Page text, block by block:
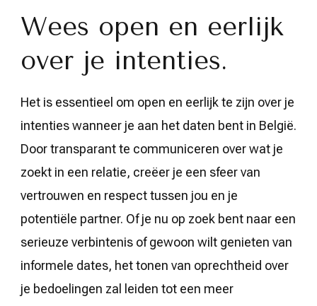
Wees open en eerlijk
over je intenties.
Het is essentieel om open en eerlijk te zijn over je
intenties wanneer je aan het daten bent in België.
Door transparant te communiceren over wat je
zoekt in een relatie, creëer je een sfeer van
vertrouwen en respect tussen jou en je
potentiële partner. Of je nu op zoek bent naar een
serieuze verbintenis of gewoon wilt genieten van
informele dates, het tonen van oprechtheid over
je bedoelingen zal leiden tot een meer